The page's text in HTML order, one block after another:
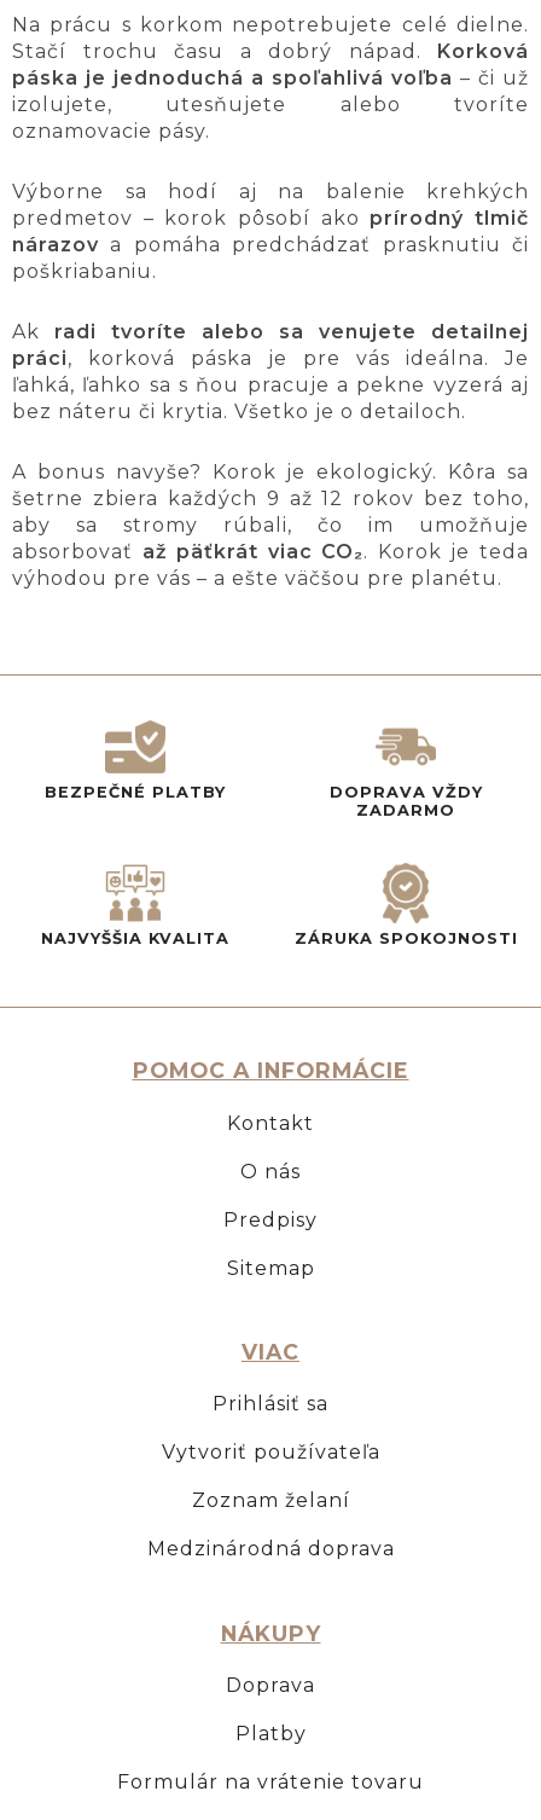
Na prácu s korkom nepotrebujete celé dielne.
Stačí trochu času a dobrý nápad.
Korková
páska je jednoduchá a spoľahlivá voľba – či už
izolujete, utesňujete alebo tvoríte
oznamovacie pásy.
Výborne sa hodí aj na balenie krehkých
predmetov – korok pôsobí ako prírodný tlmič
nárazov a pomáha predchádzať prasknutiu či
poškriabaniu.
Ak radi tvoríte alebo sa venujete detailnej
práci, korková páska je pre vás ideálna. Je
ľahká, ľahko sa s ňou pracuje a pekne vyzerá aj
bez náteru či krytia. Všetko je o detailoch.
A bonus navyše? Korok je ekologický. Kôra sa
šetrne zbiera každých 9 až 12 rokov bez toho,
aby sa stromy rúbali, čo im umožňuje
absorbovať až päťkrát viac CO₂. Korok je teda
výhodou pre vás – a ešte väčšou pre planétu.
BEZPEČNÉ PLATBY
DOPRAVA VŽDY
ZADARMO
NAJVYŠŠIA KVALITA ZÁRUKA SPOKOJNOSTI
POMOC A INFORMÁCIE
Kontakt
O nás
Predpisy
Sitemap
VIAC
Prihlásiť sa
Vytvoriť používateľa
Zoznam želaní
Medzinárodná doprava
NÁKUPY
Doprava
Platby
Formulár na vrátenie tovaru